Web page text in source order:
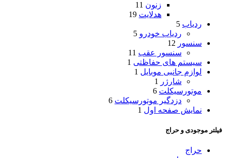
زنون 11
هدلایت 19
ردیاب 5
ردیاب خودرو 5
سنسور 12
سنسور عقب 11
سیستم های حفاظتی 1
لوازم جانبی موبایل 1
شارژر
1
موتورسیکلت 6
دزدگیر موتورسیکلت 6
نمایش صفحه اول 1
فیلتر موجودی و حراج
حراج